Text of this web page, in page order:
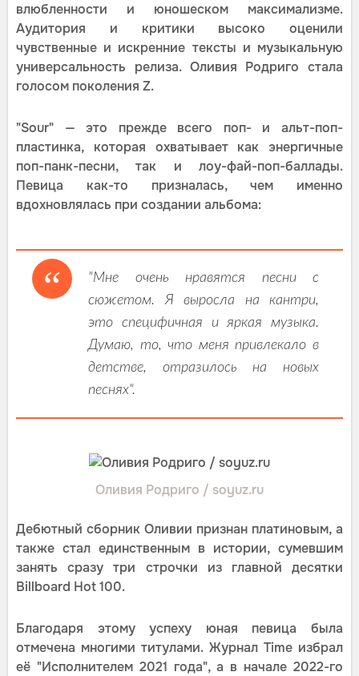
влюбленности и юношеском максимализме.
Аудитория и критики высоко оценили
чувственные и искренние тексты и музыкальную
универсальность релиза. Оливия Родриго стала
голосом поколения Z.
"Sour" — это прежде всего поп- и альт-поп-
пластинка, которая охватывает как энергичные
поп-панк-песни, так и лоу-фай-поп-баллады.
Певица как-то призналась, чем именно
вдохновлялась при создании альбома:
"Мне очень нравятся песни с
сюжетом. Я выросла на кантри,
это специфичная и яркая музыка.
Думаю, то, что меня привлекало в
детстве, отразилось на новых
песнях".
Оливия Родриго / soyuz.ru
Дебютный сборник Оливии признан платиновым, а
также стал единственным в истории, сумевшим
занять сразу три строчки из главной десятки
Billboard Hot 100.
Благодаря этому успеху юная певица была
отмечена многими титулами. Журнал Time избрал
её "Исполнителем 2021 года", а в начале 2022-го